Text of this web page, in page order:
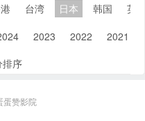
台湾 日本 韩国
英
2023 2022 2021
排序
蛋赞影院